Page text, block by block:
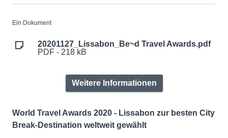
Ein Dokument
20201127_Lissabon_Be~d Travel Awards.pdf
PDF - 218 kB
Weitere Informationen
World Travel Awards 2020 - Lissabon zur besten City
Break-Destination weltweit gewählt